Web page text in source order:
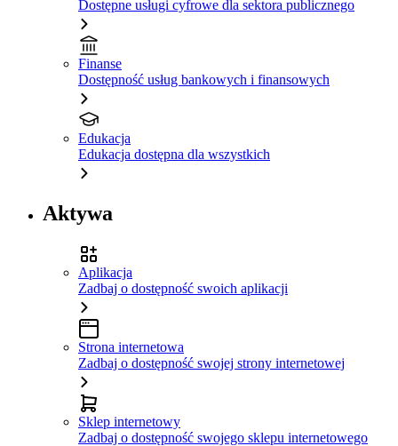
Dostępne usługi cyfrowe dla sektora publicznego
Finanse
Dostępność usług bankowych i finansowych
Edukacja
Edukacja dostępna dla wszystkich
Aktywa
Aplikacja
Zadbaj o dostępność swoich aplikacji
Strona internetowa
Zadbaj o dostępność swojej strony internetowej
Sklep internetowy
Zadbaj o dostępność swojego sklepu internetowego